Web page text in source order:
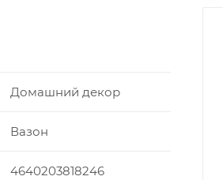
Домашний декор
Вазон
4640203818246